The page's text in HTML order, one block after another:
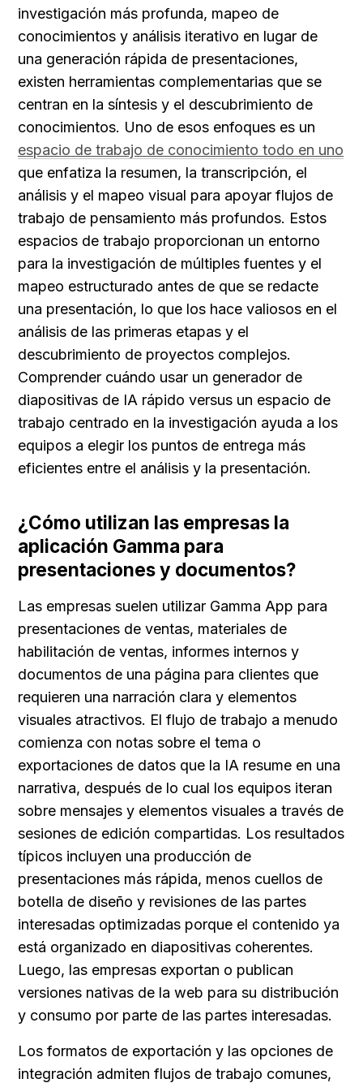
investigación más profunda, mapeo de
conocimientos y análisis iterativo en lugar de
una generación rápida de presentaciones,
existen herramientas complementarias que se
centran en la síntesis y el descubrimiento de
espacio de trabajo de conocimiento todo en uno
que enfatiza la resumen, la transcripción, el
análisis y el mapeo visual para apoyar flujos de
trabajo de pensamiento más profundos. Estos
espacios de trabajo proporcionan un entorno
para la investigación de múltiples fuentes y el
mapeo estructurado antes de que se redacte
una presentación, lo que los hace valiosos en el
análisis de las primeras etapas y el
descubrimiento de proyectos complejos.
Comprender cuándo usar un generador de
diapositivas de IA rápido versus un espacio de
trabajo centrado en la investigación ayuda a los
equipos a elegir los puntos de entrega más
eficientes entre el análisis y la presentación.
¿Cómo utilizan las empresas la
aplicación Gamma para
presentaciones y documentos?
Las empresas suelen utilizar Gamma App para
presentaciones de ventas, materiales de
habilitación de ventas, informes internos y
documentos de una página para clientes que
requieren una narración clara y elementos
visuales atractivos. El flujo de trabajo a menudo
comienza con notas sobre el tema o
exportaciones de datos que la IA resume en una
narrativa, después de lo cual los equipos iteran
sobre mensajes y elementos visuales a través de
sesiones de edición compartidas. Los resultados
típicos incluyen una producción de
presentaciones más rápida, menos cuellos de
botella de diseño y revisiones de las partes
interesadas optimizadas porque el contenido ya
está organizado en diapositivas coherentes.
Luego, las empresas exportan o publican
versiones nativas de la web para su distribución
y consumo por parte de las partes interesadas.
Los formatos de exportación y las opciones de
integración admiten flujos de trabajo comunes,